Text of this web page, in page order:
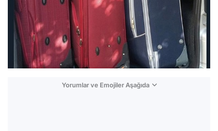
Yorumlar ve Emojiler Aşağıda